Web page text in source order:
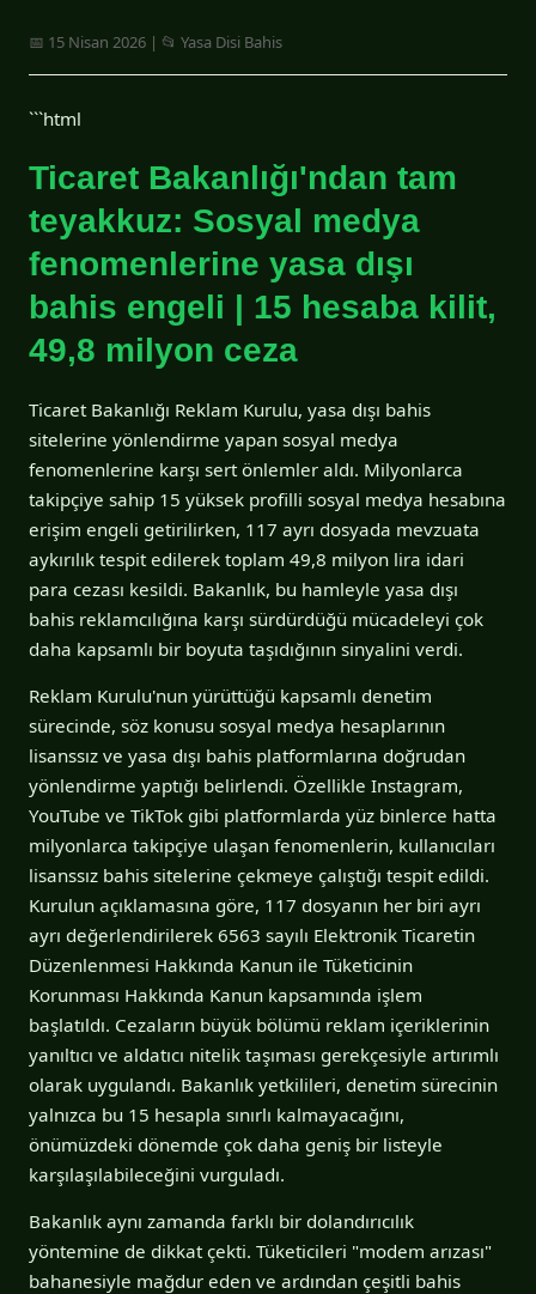
📅 15 Nisan 2026 | 📂 Yasa Disi Bahis
```html
Ticaret Bakanlığı'ndan tam
teyakkuz: Sosyal medya
fenomenlerine yasa dışı
bahis engeli | 15 hesaba kilit,
49,8 milyon ceza
Ticaret Bakanlığı Reklam Kurulu, yasa dışı bahis
sitelerine yönlendirme yapan sosyal medya
fenomenlerine karşı sert önlemler aldı. Milyonlarca
takipçiye sahip 15 yüksek profilli sosyal medya hesabına
erişim engeli getirilirken, 117 ayrı dosyada mevzuata
aykırılık tespit edilerek toplam 49,8 milyon lira idari
para cezası kesildi. Bakanlık, bu hamleyle yasa dışı
bahis reklamcılığına karşı sürdürdüğü mücadeleyi çok
daha kapsamlı bir boyuta taşıdığının sinyalini verdi.
Reklam Kurulu'nun yürüttüğü kapsamlı denetim
sürecinde, söz konusu sosyal medya hesaplarının
lisanssız ve yasa dışı bahis platformlarına doğrudan
yönlendirme yaptığı belirlendi. Özellikle Instagram,
YouTube ve TikTok gibi platformlarda yüz binlerce hatta
milyonlarca takipçiye ulaşan fenomenlerin, kullanıcıları
lisanssız bahis sitelerine çekmeye çalıştığı tespit edildi.
Kurulun açıklamasına göre, 117 dosyanın her biri ayrı
ayrı değerlendirilerek 6563 sayılı Elektronik Ticaretin
Düzenlenmesi Hakkında Kanun ile Tüketicinin
Korunması Hakkında Kanun kapsamında işlem
başlatıldı. Cezaların büyük bölümü reklam içeriklerinin
yanıltıcı ve aldatıcı nitelik taşıması gerekçesiyle artırımlı
olarak uygulandı. Bakanlık yetkilileri, denetim sürecinin
yalnızca bu 15 hesapla sınırlı kalmayacağını,
önümüzdeki dönemde çok daha geniş bir listeyle
karşılaşılabileceğini vurguladı.
Bakanlık aynı zamanda farklı bir dolandırıcılık
yöntemine de dikkat çekti. Tüketicileri "modem arızası"
bahanesiyle mağdur eden ve ardından çeşitli bahis